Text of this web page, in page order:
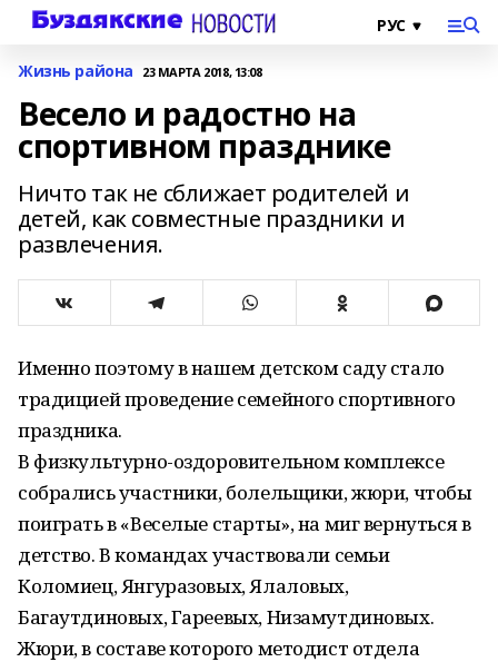
Жизнь района 23 МАРТА 2018, 13:08
Весело и радостно на
спортивном празднике
Ничто так не сближает родителей и
детей, как совместные праздники и
развлечения.
Именно поэтому в нашем детском саду стало
традицией проведение семейного спортивного
праздника.
В физкультурно-оздоровительном комплексе
собрались участники, болельщики, жюри, чтобы
поиграть в «Веселые старты», на миг вернуться в
детство. В командах участвовали семьи
Коломиец, Янгуразовых, Ялаловых,
Багаутдиновых, Гареевых, Низамутдиновых.
Жюри, в составе которого методист отдела